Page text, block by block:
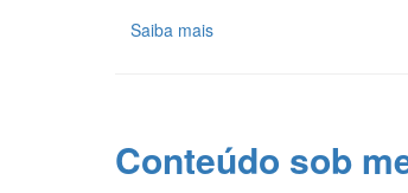
Saiba mais
Conteúdo sob